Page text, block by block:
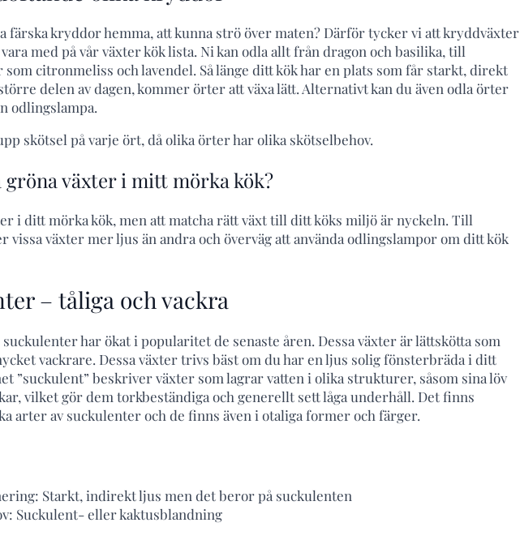
färska kryddor hemma, att kunna strö över maten? Därför tycker vi att kryddväxter
med på vår växter kök lista. Ni kan odla allt från dragon och basilika, till
citronmeliss och lavendel. Så länge ditt kök har en plats som får starkt, direkt
delen av dagen, kommer örter att växa lätt. Alternativt kan du även odla örter
odlingslampa.
skötsel på varje ört, då olika örter har olika skötselbehov.
gröna växter i mitt mörka kök?
i ditt mörka kök, men att matcha rätt växt till ditt köks miljö är nyckeln. Till
vissa växter mer ljus än andra och överväg att använda odlingslampor om ditt kök
– tåliga och vackra
suckulenter har ökat i popularitet de senaste åren. Dessa växter är lättskötta som
vackrare. Dessa växter trivs bäst om du har en ljus solig fönsterbräda i ditt
”suckulent” beskriver växter som lagrar vatten i olika strukturer, såsom sina löv
vilket gör dem torkbeständiga och generellt sett låga underhåll. Det finns
arter av suckulenter och de finns även i otaliga former och färger.
Starkt, indirekt ljus men det beror på suckulenten
Suckulent- eller kaktusblandning